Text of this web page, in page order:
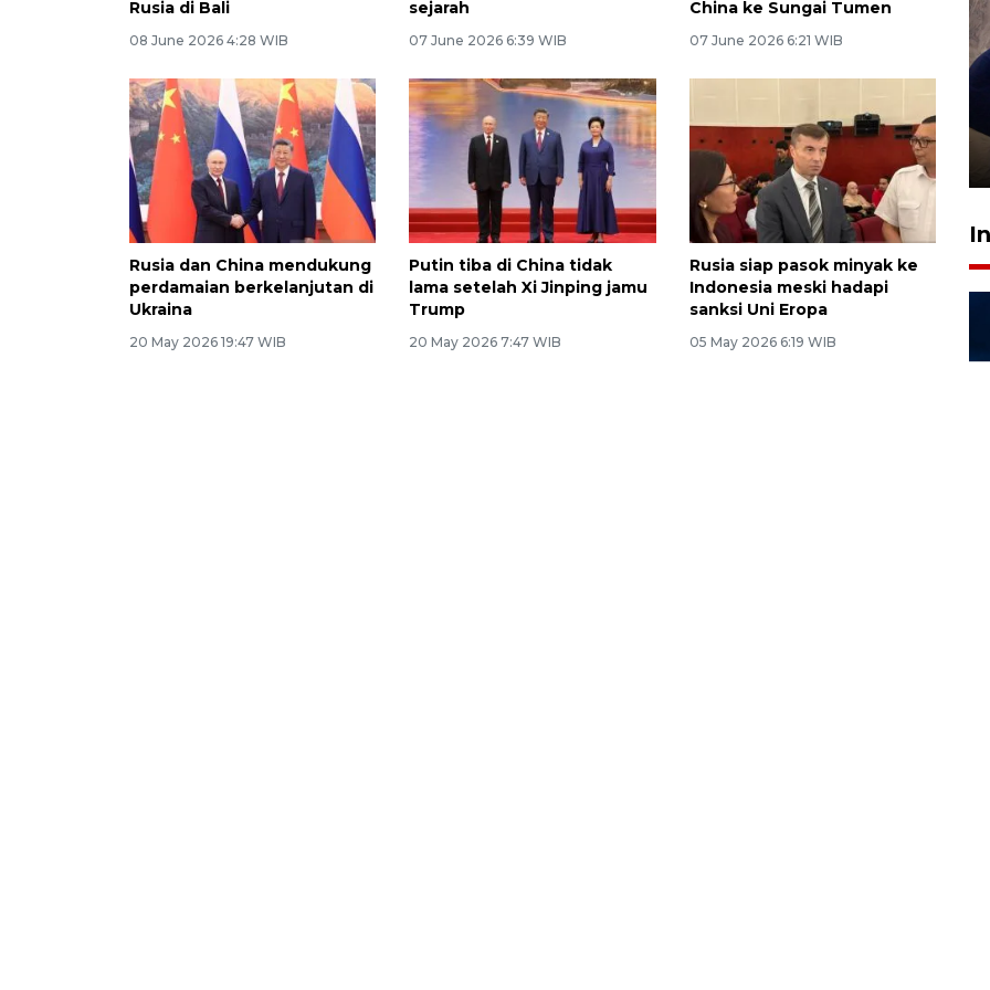
Rusia di Bali
08 June 2026 4:28 WIB
sejarah
07 June 2026 6:39 WIB
China ke Sungai Tumen
07 June 2026 6:21 WIB
Rusia dan China mendukung
perdamaian berkelanjutan di
Ukraina
20 May 2026 19:47 WIB
Putin tiba di China tidak
lama setelah Xi Jinping jamu
Trump
20 May 2026 7:47 WIB
Rusia siap pasok minyak ke
Indonesia meski hadapi
sanksi Uni Eropa
05 May 2026 6:19 WIB
Sidang putusan terdakwa
pembunuhan Brigadir Nurhadi
10 March 2026 12:55 WIB